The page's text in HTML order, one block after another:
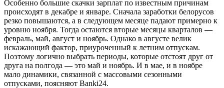
Особенно большие скачки зарплат по известным причинам
происходят в декабре и январе. Сначала заработки белорусов
резко повышаются, а в следующем месяце падают примерно к
уровню ноября. Тогда остаются вторые месяцы кварталов —
февраль, май, август и ноябрь. Однако в августе велик
искажающий фактор, приуроченный к летним отпускам.
Поэтому логично выбрать периоды, которые отстоят друг от
друга на полгода — это май и ноябрь. И в мае, и в ноябре
мало динамики, связанной с массовыми сезонными
отпусками, поясняют Banki24.